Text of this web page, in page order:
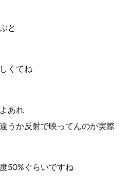
と
くてね
あれ
うか反射で映ってんのか実際
50%ぐらいですね